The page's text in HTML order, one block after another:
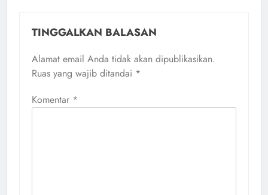
TINGGALKAN BALASAN
Alamat email Anda tidak akan dipublikasikan.
Ruas yang wajib ditandai *
Komentar *